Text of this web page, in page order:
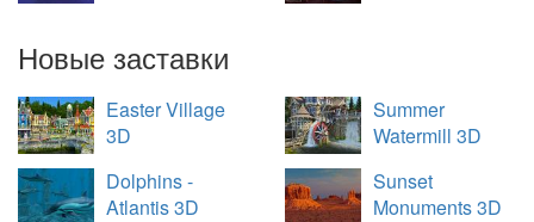
Новые заставки
Easter Village
3D
Summer
Watermill 3D
Dolphins -
Atlantis 3D
Sunset
Monuments 3D